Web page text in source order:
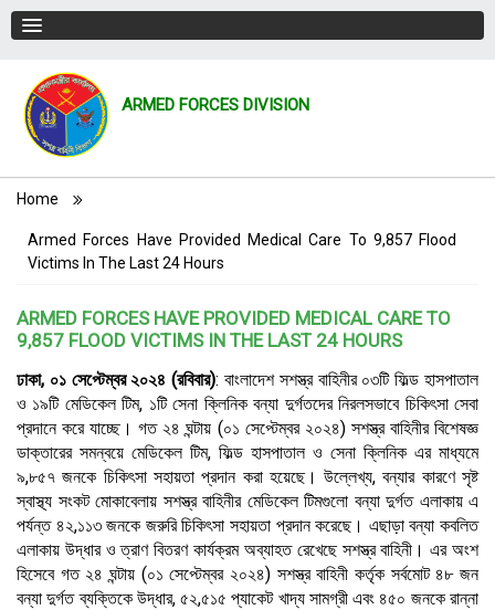
ARMED FORCES DIVISION
Breadcrumb
Home
Armed Forces Have Provided Medical Care To 9,857 Flood
Victims In The Last 24 Hours
ARMED FORCES HAVE PROVIDED MEDICAL CARE TO
9,857 FLOOD VICTIMS IN THE LAST 24 HOURS
ঢাকা, ০১ সেপ্টেম্বর ২০২৪ (রবিবার): বাংলাদেশ সশস্ত্র বাহিনীর ০৩টি ফিল্ড হাসপাতাল
ও ১৯টি মেডিকেল টিম, ১টি সেনা ক্লিনিক বন্যা দুর্গতদের নিরলসভাবে চিকিৎসা সেবা
প্রদানে করে যাচ্ছে। গত ২৪ ঘন্টায় (০১ সেপ্টেম্বর ২০২৪) সশস্ত্র বাহিনীর বিশেষজ্ঞ
ডাক্তারের সমন্বয়ে মেডিকেল টিম, ফিল্ড হাসপাতাল ও সেনা ক্লিনিক এর মাধ্যমে
৯,৮৫৭ জনকে চিকিৎসা সহায়তা প্রদান করা হয়েছে। উল্লেখ্য, বন্যার কারণে সৃষ্ট
স্বাস্থ্য সংকট মোকাবেলায় সশস্ত্র বাহিনীর মেডিকেল টিমগুলো বন্যা দুর্গত এলাকায় এ
পর্যন্ত ৪২,১১৩ জনকে জরুরি চিকিৎসা সহায়তা প্রদান করেছে। এছাড়া বন্যা কবলিত
এলাকায় উদ্ধার ও ত্রাণ বিতরণ কার্যক্রম অব্যাহত রেখেছে সশস্ত্র বাহিনী। এর অংশ
হিসেবে গত ২৪ ঘন্টায় (০১ সেপ্টেম্বর ২০২৪) সশস্ত্র বাহিনী কর্তৃক সর্বমোট ৪৮ জন
বন্যা দুর্গত ব্যক্তিকে উদ্ধার,৫২,৫১৫ প্যাকেট খাদ্য সামগ্রী এবং ৪৫০ জনকে রান্না